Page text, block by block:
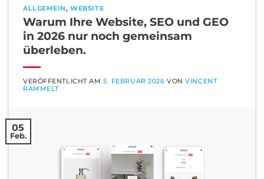
ALLGEMEIN,WEBSITE
Warum Ihre Website, SEO und GEO
in 2026 nur noch gemeinsam
überleben.
VERÖFFENTLICHT AM5. FEBRUAR 2026 VONVINCENT
RAMMELT
05
Feb.